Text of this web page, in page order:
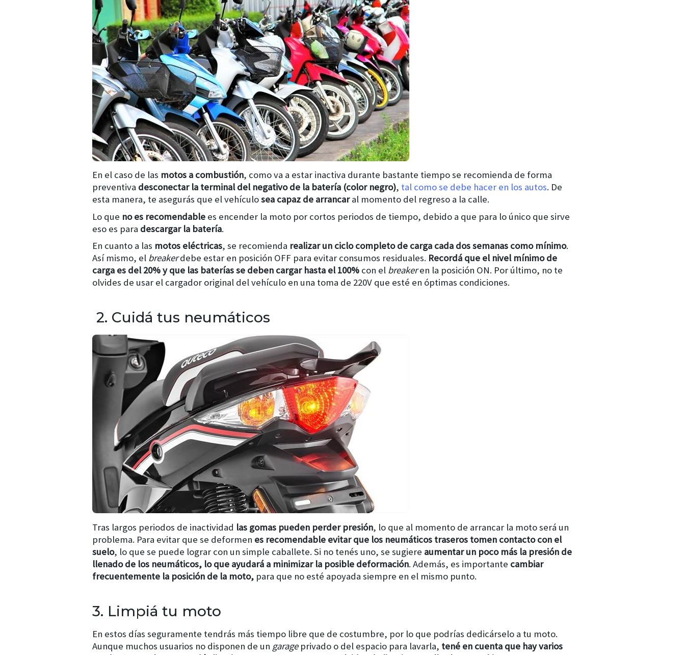
En el caso de las motos a combustión, como va a estar inactiva durante bastante tiempo se recomienda de forma
preventiva desconectar la terminal del negativo de la batería (color negro), tal como se debe hacer en los autos. De
esta manera, te asegurás que el vehículosea capaz de arrancaral momento del regreso a la calle.
Lo que no es recomendable es encender la moto por cortos periodos de tiempo, debido a que para lo único que sirve
eso es para descargar la batería.
En cuanto a las motos eléctricas, se recomienda realizar un ciclo completo de carga cada dos semanas como mínimo.
Así mismo, el breakerdebe estar en posición OFF para evitar consumos residuales. Recordá que el nivel mínimo de
carga es del 20% y que las baterías se deben cargar hasta el 100% con el breakeren la posición ON. Por último, no te
olvides de usar el cargador original del vehículo en una toma de 220V que esté en óptimas condiciones.
2. Cuidá tus neumáticos
Tras largos periodos de inactividad las gomas pueden perder presión, lo que al momento de arrancar la moto será un
problema. Para evitar que se deformen es recomendable evitar que los neumáticos traseros tomen contacto con el
suelo, lo que se puede lograr con un simple caballete. Si no tenés uno, se sugiere aumentar un poco más la presión de
llenado de los neumáticos, lo que ayudará a minimizar la posible deformación. Además, es importante cambiar
frecuentemente la posición de la moto, para que no esté apoyada siempre en el mismo punto.
3. Limpiá tu moto
En estos días seguramente tendrás más tiempo libre que de costumbre, por lo que podrías dedicárselo a tu moto.
Aunque muchos usuarios no disponen de un garageprivado o del espacio para lavarla, tené en cuenta que hay varios